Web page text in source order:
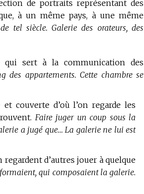
de portraits représentant des
à un même pays, à une même
tel siècle. Galerie des orateurs, des
sert à la communication des
des appartements. Cette chambre se
et couverte d’où l’on regarde les
Faire juger un coup sous la
a jugé que… La galerie ne lui est
d’autres jouer à quelque
qui composaient la galerie.